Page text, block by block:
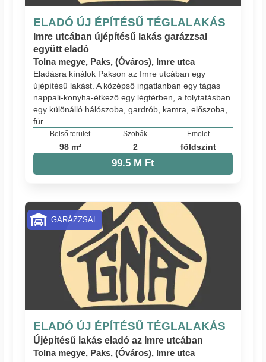
ELADÓ ÚJ ÉPÍTÉSŰ TÉGLALAKÁS
Imre utcában újépítésű lakás garázzsal
együtt eladó
Tolna megye, Paks, (Óváros), Imre utca
Eladásra kínálok Pakson az Imre utcában egy
újépítésű lakást. A középső ingatlanban egy tágas
nappali-konyha-étkező egy légtérben, a folytatásban
egy különálló hálószoba, gardrób, kamra, előszoba,
für...
Belső terület
98 m²
Szobák
2
Emelet
földszint
99.5 M Ft
ELADÓ ÚJ ÉPÍTÉSŰ TÉGLALAKÁS
Újépítésű lakás eladó az Imre utcában
Tolna megye, Paks, (Óváros), Imre utca
GARÁZZSAL